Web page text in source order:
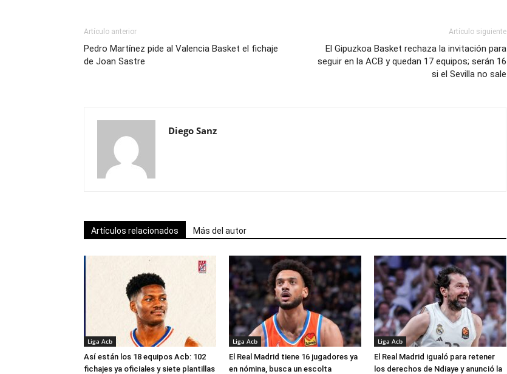
Artículo anterior
Pedro Martínez pide al Valencia Basket el fichaje
de Joan Sastre
Artículo siguiente
El Gipuzkoa Basket rechaza la invitación para
seguir en la ACB y quedan 17 equipos; serán 16
si el Sevilla no sale
Diego Sanz
Artículos relacionados Más del autor
Liga Acb
Así están los 18 equipos Acb: 102
fichajes ya oficiales y siete plantillas
Liga Acb
El Real Madrid tiene 16 jugadores ya
en nómina, busca un escolta
Liga Acb
El Real Madrid igualó para retener
los derechos de Ndiaye y anunció la